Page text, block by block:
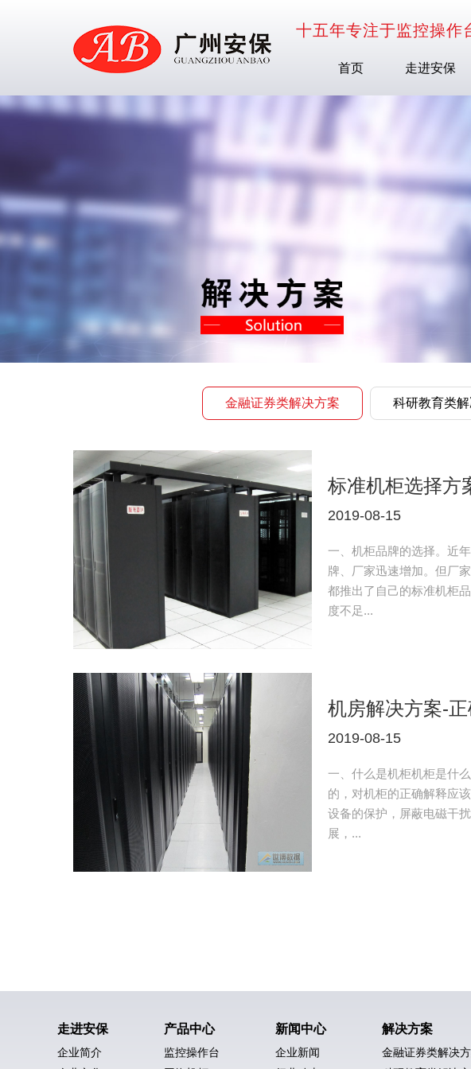
十五年专注于监控操作
首页 走进安保
金融证券类解决方案 科研教育类
标准机柜选择方
2019-08-15
一、机柜品牌的选择。近
牌、厂家迅速增加。但厂
都推出了自己的标准机柜
度不足...
机房解决方案-
2019-08-15
一、什么是机柜机柜是什
的，对机柜的正确解释应
设备的保护，屏蔽电磁干
展，...
走进安保
企业简介
产品中心
监控操作台
新闻中心
企业新闻
解决方案
金融证券类解决